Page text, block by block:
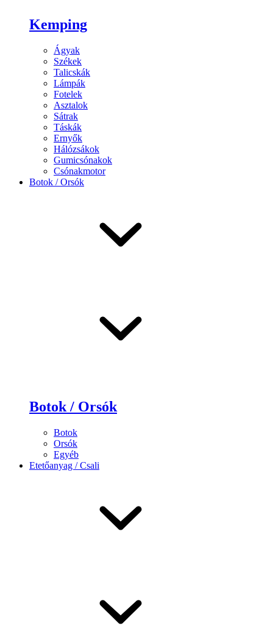
Kemping
Ágyak
Székek
Talicskák
Lámpák
Fotelek
Asztalok
Sátrak
Táskák
Ernyők
Hálózsákok
Gumicsónakok
Csónakmotor
Botok / Orsók
Botok / Orsók
Botok
Orsók
Egyéb
Etetőanyag / Csali